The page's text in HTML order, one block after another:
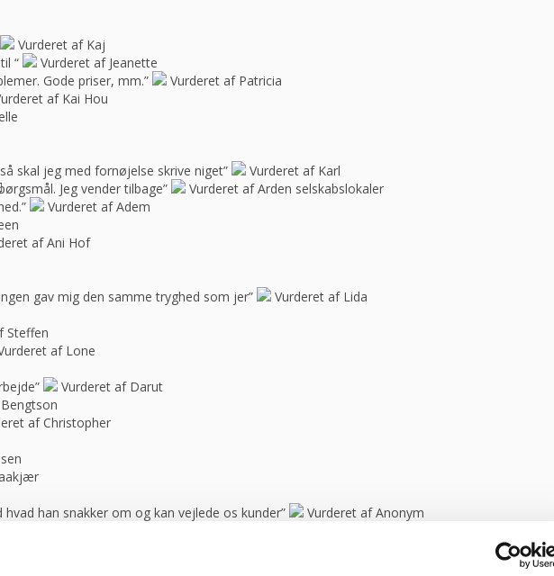
Vurderet af Kaj
“
Vurderet af Jeanette
Gode priser, mm.”
Vurderet af Patricia
af Kai Hou
skal jeg med fornøjelse skrive niget”
Vurderet af Karl
Jeg vender tilbage”
Vurderet af Arden selskabslokaler
Vurderet af Adem
af Ani Hof
gav mig den samme tryghed som jer”
Vurderet af Lida
Steffen
af Lone
Vurderet af Darut
af Christopher
han snakker om og kan vejlede os kunder”
Vurderet af Anonym
vores anbefalinger.”
En sjælden positiv fantastisk oplevelse, som jeg sent vil glemme! Kommer helt sikkert igen.”